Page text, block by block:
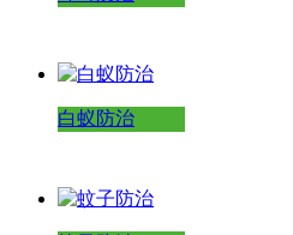
白蚁防治